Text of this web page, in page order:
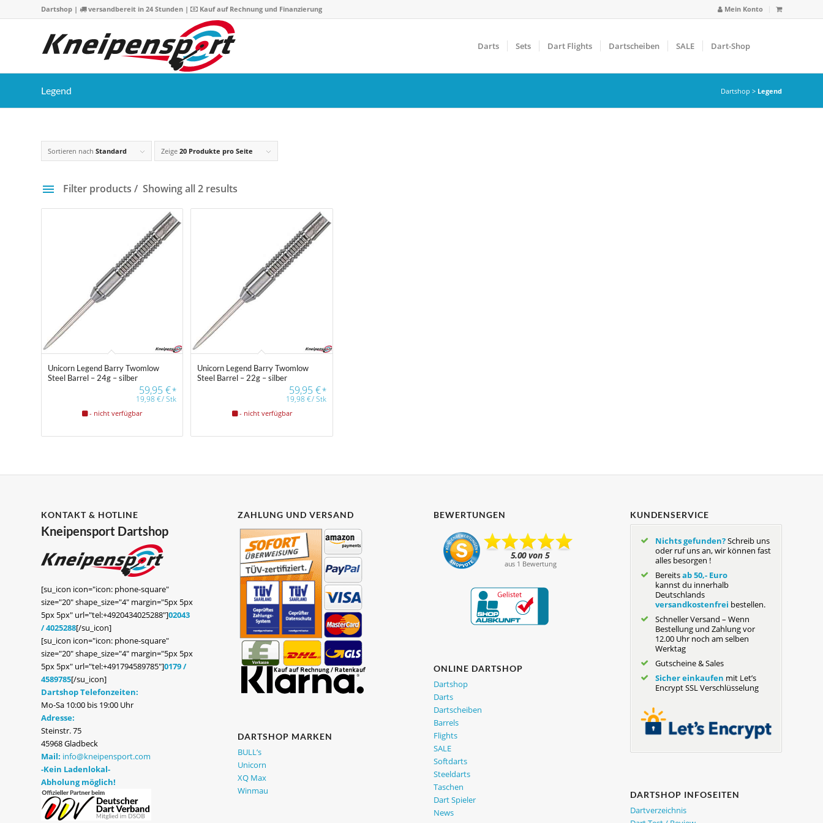
Mein Konto
Dartshop | versandbereit in 24 Stunden | Kauf auf Rechnung und Finanzierung
Darts Sets Dart Flights Dartscheiben SALE Dart-Shop
Legend Dartshop > Legend
Sortieren nach Standard Zeige 20 Produkte pro Seite
Filter products Showing all 2 results
60
14 g
Farbfilter
Unicorn Legend Barry Twomlow
Steel Barrel – 24g – silber
59,95€*
19,98€/Stk
- nicht verfügbar
Unicorn Legend Barry Twomlow
Steel Barrel – 22g – silber
59,95€*
19,98 €/Stk
- nicht verfügbar
KONTAKT & HOTLINE
Kneipensport Dartshop
[su_icon icon="icon: phone-square"
size="20" shape_size="4" margin="5px 5px
5px 5px" url="tel:+4920434025288"]02043
/ 4025288[/su_icon]
[su_icon icon="icon: phone-square"
size="20" shape_size="4" margin="5px 5px
5px 5px" url="tel:+491794589785"]0179 /
4589785[/su_icon]
Dartshop Telefonzeiten:
Mo-Sa 10:00 bis 19:00 Uhr
Adresse:
Steinstr. 75
45968 Gladbeck
Mail: info@kneipensport.com
-Kein Ladenlokal-
Abholung möglich!
ZAHLUNG UND VERSAND
DARTSHOP MARKEN
BULL’s
Unicorn
XQ Max
Winmau
BEWERTUNGEN
ONLINE DARTSHOP
Dartshop
Darts
Dartscheiben
Barrels
Flights
SALE
Softdarts
Steeldarts
Taschen
Dart Spieler
News
KUNDENSERVICE
Nichts gefunden?Schreib uns
oder ruf uns an, wir können fast
alles besorgen !
Bereitsab 50,- Euro
kannst du innerhalb
Deutschlands
versandkostenfrei bestellen.
Schneller Versand – Wenn
Bestellung und Zahlung vor
12.00 Uhr noch am selben
Werktag
Gutscheine & Sales
Sicher einkaufen mit Let’s
Encrypt SSL Verschlüsselung
DARTSHOP INFOSEITEN
Dartverzeichnis